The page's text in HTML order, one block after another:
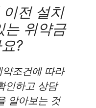
전 설치
는 위약금
?
조건에 따라
인하고 상담
알아보는 것